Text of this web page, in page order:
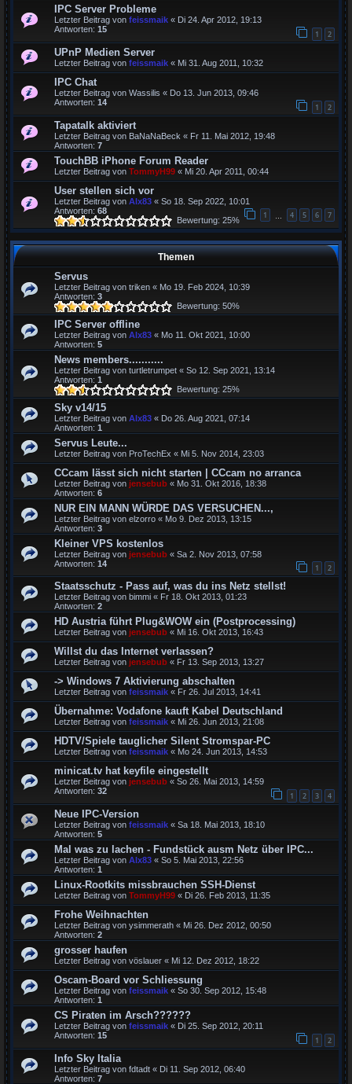
IPC Server Probleme
Letzter Beitrag von feissmaik « Di 24. Apr 2012, 19:13
Antworten: 15 1 2
UPnP Medien Server
Letzter Beitrag von feissmaik « Mi 31. Aug 2011, 10:32
IPC Chat
Letzter Beitrag von Wassilis « Do 13. Jun 2013, 09:46
Antworten: 14 1 2
Tapatalk aktiviert
Letzter Beitrag von BaNaNaBeck « Fr 11. Mai 2012, 19:48
Antworten: 7
TouchBB iPhone Forum Reader
Letzter Beitrag von TommyH99 « Mi 20. Apr 2011, 00:44
User stellen sich vor
Letzter Beitrag von Alx83 « So 18. Sep 2022, 10:01
Antworten: 68 1 4 5 6 7
Bewertung: 25%
Themen
Servus
Letzter Beitrag von triken « Mo 19. Feb 2024, 10:39
Antworten: 3
Bewertung: 50%
IPC Server offline
Letzter Beitrag von Alx83 « Mo 11. Okt 2021, 10:00
Antworten: 5
News members...........
Letzter Beitrag von turtletrumpet « So 12. Sep 2021, 13:14
Antworten: 1
Bewertung: 25%
Sky v14/15
Letzter Beitrag von Alx83 « Do 26. Aug 2021, 07:14
Antworten: 1
Servus Leute...
Letzter Beitrag von ProTechEx « Mi 5. Nov 2014, 23:03
CCcam lässt sich nicht starten | CCcam no arranca
Letzter Beitrag von jensebub « Mo 31. Okt 2016, 18:38
Antworten: 6
NUR EIN MANN WÜRDE DAS VERSUCHEN...,
Letzter Beitrag von elzorro « Mo 9. Dez 2013, 13:15
Antworten: 3
Kleiner VPS kostenlos
Letzter Beitrag von jensebub « Sa 2. Nov 2013, 07:58
Antworten: 14 1 2
Staatsschutz - Pass auf, was du ins Netz stellst!
Letzter Beitrag von bimmi « Fr 18. Okt 2013, 01:23
Antworten: 2
HD Austria führt Plug&WOW ein (Postprocessing)
Letzter Beitrag von jensebub « Mi 16. Okt 2013, 16:43
Willst du das Internet verlassen?
Letzter Beitrag von jensebub « Fr 13. Sep 2013, 13:27
-> Windows 7 Aktivierung abschalten
Letzter Beitrag von feissmaik « Fr 26. Jul 2013, 14:41
Übernahme: Vodafone kauft Kabel Deutschland
Letzter Beitrag von feissmaik « Mi 26. Jun 2013, 21:08
HDTV/Spiele tauglicher Silent Stromspar-PC
Letzter Beitrag von feissmaik « Mo 24. Jun 2013, 14:53
minicat.tv hat keyfile eingestellt
Letzter Beitrag von jensebub « So 26. Mai 2013, 14:59
Antworten: 32 1 2 3 4
Neue IPC-Version
Letzter Beitrag von feissmaik « Sa 18. Mai 2013, 18:10
Antworten: 5
Mal was zu lachen - Fundstück ausm Netz über IPC...
Letzter Beitrag von Alx83 « So 5. Mai 2013, 22:56
Antworten: 1
Linux-Rootkits missbrauchen SSH-Dienst
Letzter Beitrag von TommyH99 « Di 26. Feb 2013, 11:35
Frohe Weihnachten
Letzter Beitrag von ysimmerath « Mi 26. Dez 2012, 00:50
Antworten: 2
grosser haufen
Letzter Beitrag von vöslauer « Mi 12. Dez 2012, 18:22
Oscam-Board vor Schliessung
Letzter Beitrag von feissmaik « So 30. Sep 2012, 15:48
Antworten: 1
CS Piraten im Arsch??????
Letzter Beitrag von feissmaik « Di 25. Sep 2012, 20:11
Antworten: 15 1 2
Info Sky Italia
Letzter Beitrag von fdtadt « Di 11. Sep 2012, 06:40
Antworten: 7